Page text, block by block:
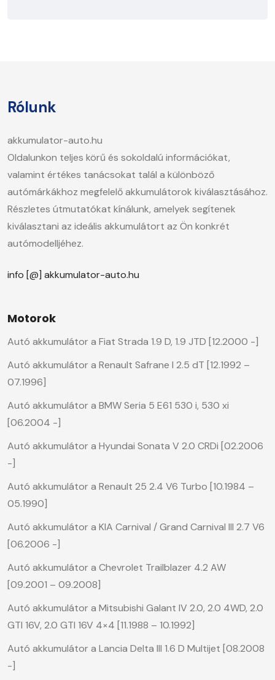
Rólunk
akkumulator-auto.hu
Oldalunkon teljes körű és sokoldalú információkat,
valamint értékes tanácsokat talál a különböző
autómárkákhoz megfelelő akkumulátorok kiválasztásához.
Részletes útmutatókat kínálunk, amelyek segítenek
kiválasztani az ideális akkumulátort az Ön konkrét
autómodelljéhez.
info [@] akkumulator-auto.hu
Motorok
Autó akkumulátor a Fiat Strada 1.9 D, 1.9 JTD [12.2000 -]
Autó akkumulátor a Renault Safrane I 2.5 dT [12.1992 –
07.1996]
Autó akkumulátor a BMW Seria 5 E61 530 i, 530 xi
[06.2004 -]
Autó akkumulátor a Hyundai Sonata V 2.0 CRDi [02.2006
-]
Autó akkumulátor a Renault 25 2.4 V6 Turbo [10.1984 –
05.1990]
Autó akkumulátor a KIA Carnival / Grand Carnival III 2.7 V6
[06.2006 -]
Autó akkumulátor a Chevrolet Trailblazer 4.2 AW
[09.2001 – 09.2008]
Autó akkumulátor a Mitsubishi Galant IV 2.0, 2.0 4WD, 2.0
GTI 16V, 2.0 GTI 16V 4×4 [11.1988 – 10.1992]
Autó akkumulátor a Lancia Delta III 1.6 D Multijet [08.2008
-]